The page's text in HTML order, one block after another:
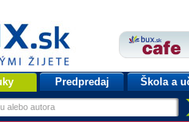
Predpredaj Škola a